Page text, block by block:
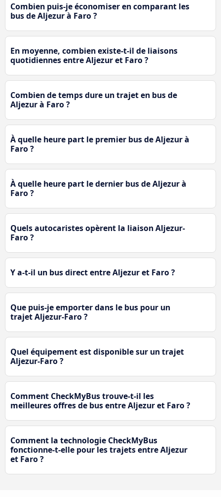
Combien puis-je économiser en comparant les
bus de Aljezur à Faro ?
En moyenne, combien existe-t-il de liaisons
quotidiennes entre Aljezur et Faro ?
Combien de temps dure un trajet en bus de
Aljezur à Faro ?
À quelle heure part le premier bus de Aljezur à
Faro ?
À quelle heure part le dernier bus de Aljezur à
Faro ?
Quels autocaristes opèrent la liaison Aljezur-
Faro ?
Y a-t-il un bus direct entre Aljezur et Faro ?
Que puis-je emporter dans le bus pour un
trajet Aljezur-Faro ?
Quel équipement est disponible sur un trajet
Aljezur-Faro ?
Comment CheckMyBus trouve-t-il les
meilleures offres de bus entre Aljezur et Faro ?
Comment la technologie CheckMyBus
fonctionne-t-elle pour les trajets entre Aljezur
et Faro ?